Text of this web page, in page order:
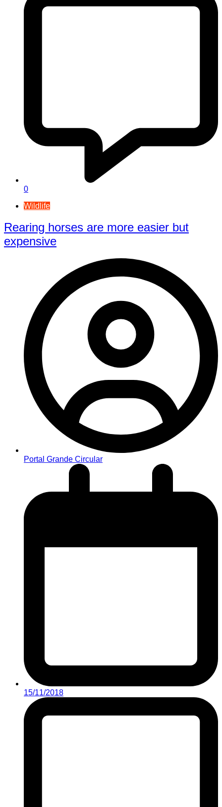
0
Wildlife
Rearing horses are more easier but
expensive
Portal Grande Circular
15/11/2018